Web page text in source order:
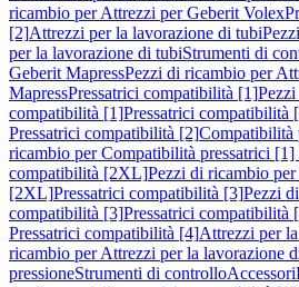
ricambio per Attrezzi per Geberit Volex
[2]Attrezzi per la lavorazione di tubi
per la lavorazione di tubiStrumenti di
Geberit MapressPezzi di ricambio per
MapressPressatrici compatibilità [1]
compatibilità [1]Pressatrici compatibilità
Pressatrici compatibilità [2]Compatibilità
ricambio per Compatibilità pressatrici
compatibilità [2XL]Pezzi di ricambio
[2XL]Pressatrici compatibilità [3]Pezzi
compatibilità [3]Pressatrici compatibilità
Pressatrici compatibilità [4]Attrezzi per
ricambio per Attrezzi per la lavorazione
pressioneStrumenti di controlloAccessori